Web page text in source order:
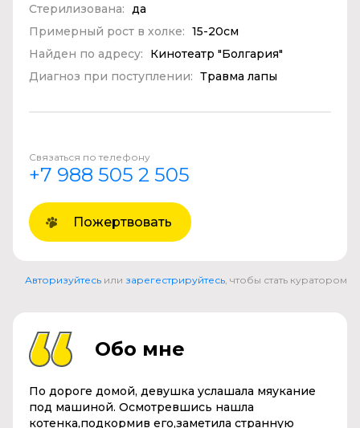
Стерилизована: да
Примерный рост в холке: 15-20см
Найден по адресу:
Кинотеатр "Болгария"
Диагноз при поступлении: Травма лапы
Связаться по телефону
+7 988 505 2 505
Пожертвовать
Авторизуйтесь или зарегестрируйтесь , чтобы стать куратором
Обо мне
По дороге домой, девушка услашала мяукание
под машиной. Осмотревшись нашла
котенка,подкормив его,заметила странную